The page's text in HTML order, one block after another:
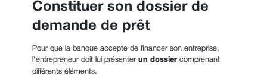
Constituer son dossier de
demande de prêt
Pour que la banque accepte de financer son entreprise,
l'entrepreneur doit lui présenter un dossier comprenant
différents éléments.